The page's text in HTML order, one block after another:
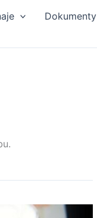
Dokumenty